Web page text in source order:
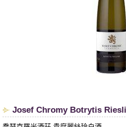
Josef Chromy Botrytis